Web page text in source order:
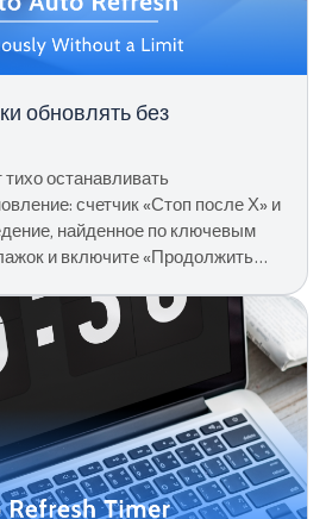
обновлять без
останавливать
счетчик «Стоп после Х» и
найденное по ключевым
и включите «Продолжить